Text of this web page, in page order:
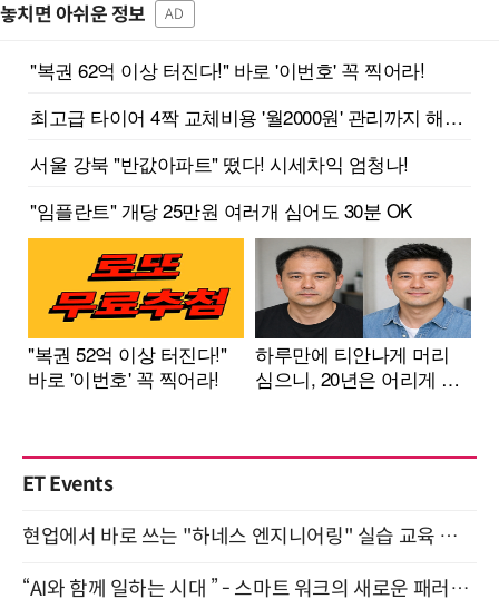
놓치면 아쉬운 정보 AD
ET Events
현업에서 바로 쓰는 "하네스 엔지니어링" 실습 교육 워크숍 8월 20일 개최
“AI와 함께 일하는 시대 ” - 스마트 워크의 새로운 패러다임 (9/11)